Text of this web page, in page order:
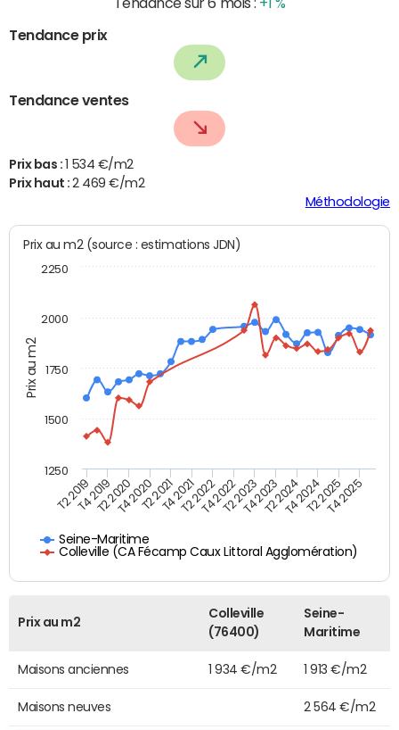
Tendance prix
Tendance ventes
Prix bas :
1 534 €/m2
Prix haut :2 469 €/m2
Méthodologie
Prix au m2
Prix au m2 (source : estimations JDN)
Seine-Maritime
Colleville (CA Fécamp Caux Littoral Agglomération)
T2 2019T4 2019T2 2020T4 2020T2 2021T4 2021T2 2022T4 2022T2 2023T4 2023T2 2024T4 2024T2 2025T4 2025
2000
1250
1500
1750
2250
Prix au m2
Colleville
(76400)
Seine-
Maritime
Maisons anciennes 1 934 €/m2 1 913 €/m2
Maisons neuves 2 564 €/m2